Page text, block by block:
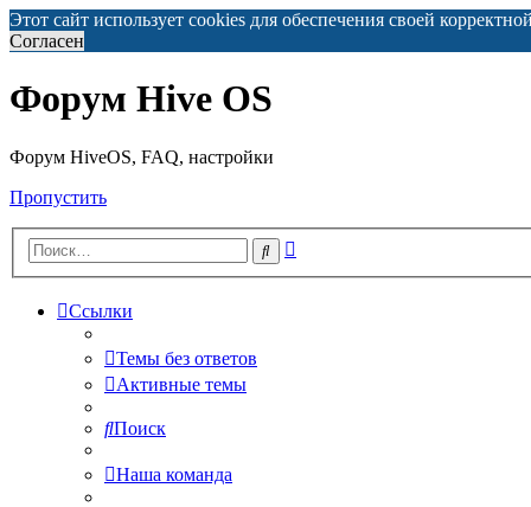
Этот сайт использует cookies для обеспечения своей
Согласен
Форум Hive OS
Форум HiveOS, FAQ, настройки
Пропустить
Поиск
Ссылки
Темы без ответов
Активные темы
Поиск
Наша команда